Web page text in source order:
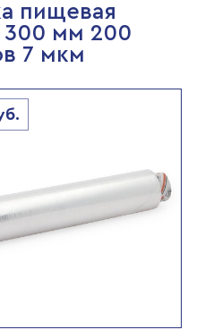
пищевая
300 мм 200
7 мкм